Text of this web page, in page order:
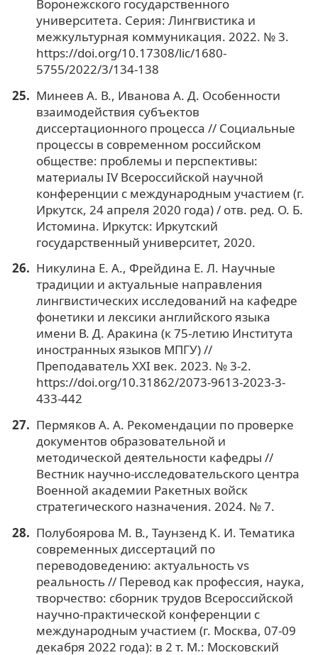
Воронежского государственного
университета. Серия: Лингвистика и
межкультурная коммуникация. 2022. № 3.
https://doi.org/10.17308/lic/1680-
5755/2022/3/134-138
Минеев А. В., Иванова А. Д. Особенности
взаимодействия субъектов
диссертационного процесса // Социальные
процессы в современном российском
обществе: проблемы и перспективы:
материалы IV Всероссийской научной
конференции с международным участием (г.
Иркутск, 24 апреля 2020 года) / отв. ред. О. Б.
Истомина. Иркутск: Иркутский
государственный университет, 2020.
Никулина Е. А., Фрейдина Е. Л. Научные
традиции и актуальные направления
лингвистических исследований на кафедре
фонетики и лексики английского языка
имени В. Д. Аракина (к 75-летию Института
иностранных языков МПГУ) //
Преподаватель XXI век. 2023. № 3-2.
https://doi.org/10.31862/2073-9613-2023-3-
433-442
Пермяков А. А. Рекомендации по проверке
документов образовательной и
методической деятельности кафедры //
Вестник научно-исследовательского центра
Военной академии Ракетных войск
стратегического назначения. 2024. № 7.
Полубоярова М. В., Таунзенд К. И. Тематика
современных диссертаций по
переводоведению: актуальность vs
реальность // Перевод как профессия, наука,
творчество: сборник трудов Всероссийской
научно-практической конференции с
международным участием (г. Москва, 07-09
декабря 2022 года): в 2 т. М.: Московский